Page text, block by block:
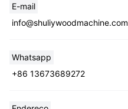
E-mail
info@shuliywoodmachine.com
Whatsapp
+86 13673689272